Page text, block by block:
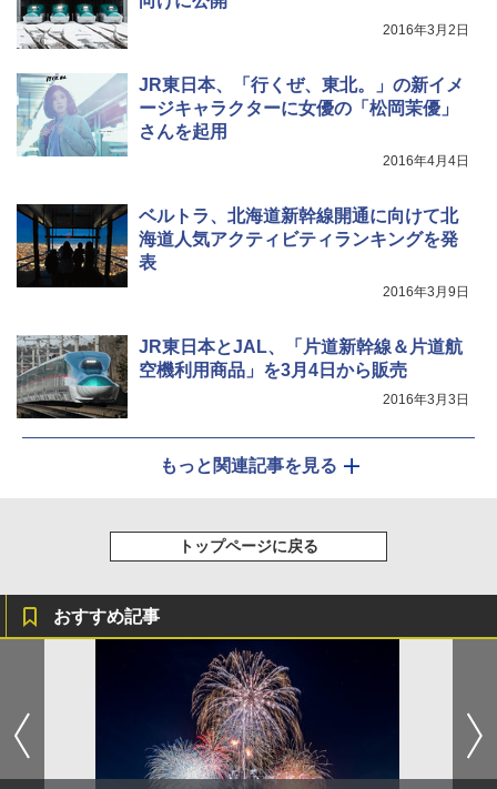
2016年3月2日
JR東日本、「行くぜ、東北。」の新イメ
ージキャラクターに女優の「松岡茉優」
さんを起用
2016年4月4日
ベルトラ、北海道新幹線開通に向けて北
海道人気アクティビティランキングを発
表
2016年3月9日
JR東日本とJAL、「片道新幹線＆片道航
空機利用商品」を3月4日から販売
2016年3月3日
もっと関連記事を見る
トップページに戻る
おすすめ記事